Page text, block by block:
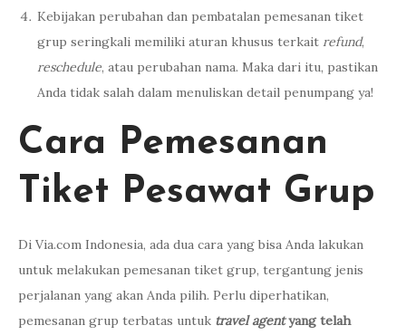
Kebijakan perubahan dan pembatalan pemesanan tiket
grup seringkali memiliki aturan khusus terkait refund,
reschedule, atau perubahan nama. Maka dari itu, pastikan
Anda tidak salah dalam menuliskan detail penumpang ya!
Cara Pemesanan
Tiket Pesawat Grup
Di Via.com Indonesia, ada dua cara yang bisa Anda lakukan
untuk melakukan pemesanan tiket grup, tergantung jenis
perjalanan yang akan Anda pilih. Perlu diperhatikan,
pemesanan grup terbatas untuk travel agentyang telah